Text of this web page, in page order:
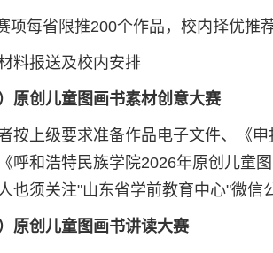
项每省限推200个作品，校内择优
料报送及校内安排
）原创儿童图画书素材创意大赛
按上级要求准备作品电子文件、《
呼和浩特民族学院2026年原创儿童
也须关注"山东省学前教育中心"微
）原创儿童图画书讲读大赛